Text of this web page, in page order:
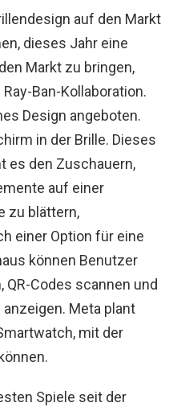
auf den Markt
dieses Jahr eine
Markt zu bringen,
Ban-Kollaboration.
Design angeboten.
in der Brille. Dieses
es den Zuschauern,
auf einer
zu blättern,
einer Option für eine
können Benutzer
Codes scannen und
Meta plant
mit der
Spiele seit der